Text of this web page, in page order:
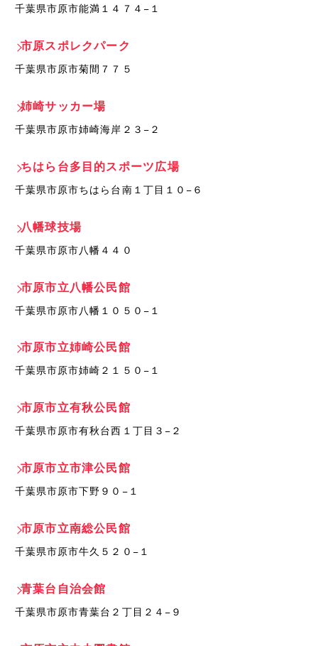
千葉県市原市能満１４７４−１
市原スポレクパーク
千葉県市原市菊間７７５
姉崎サッカー場
千葉県市原市姉崎海岸２３−２
ちはら台多目的スポーツ広場
千葉県市原市ちはら台南１丁目１０−６
八幡球技場
千葉県市原市八幡４４０
市原市立八幡公民館
千葉県市原市八幡１０５０−１
市原市立姉崎公民館
千葉県市原市姉崎２１５０−１
市原市立有秋公民館
千葉県市原市有秋台西１丁目３−２
市原市立市津公民館
千葉県市原市下野９０−１
市原市立南総公民館
千葉県市原市牛久５２０−１
青葉台自治会館
千葉県市原市青葉台２丁目２４−９